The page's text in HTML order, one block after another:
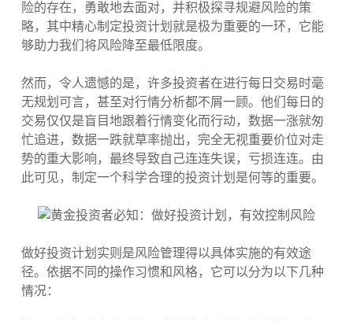
险的存在，勇敢地去面对，并积极探寻规避风险的策
略，其中精心制定投资计划就是极为重要的一环，它能
够助力我们将风险降至最低限度。
然而，令人遗憾的是，许多投资者在进行每日交易时毫
无规划可言，甚至对行情分析都不屑一顾。他们每日的
交易仅仅是盲目地跟着行情变化而行动，数据一涨就匆
忙追进，数据一跌就草率抛出，完全无视重要价位对走
势的重大影响，最终导致自己连连失误，亏损连连。由
此可见，制定一个科学合理的投资计划是何等的重要。
做好投资计划实则是风险管理得以具体实施的有效途
径。依据不同的操作习惯和风格，它可以分为以下几种
情况：